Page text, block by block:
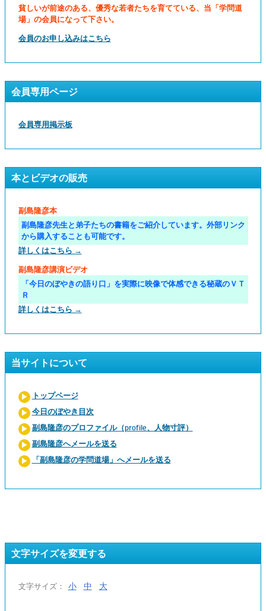
貧しいが前途のある、優秀な若者たちを育てている、当「学問道
場」の会員になって下さい。
会員のお申し込みはこちら
会員専用ページ
会員専用掲示板
本とビデオの販売
副島隆彦本
副島隆彦先生と弟子たちの書籍をご紹介しています。外部リンク
から購入することも可能です。
詳しくはこちら →
副島隆彦講演ビデオ
「今日のぼやきの語り口」を実際に映像で体感できる秘蔵のＶＴ
Ｒ
詳しくはこちら →
当サイトについて
トップページ
今日のぼやき目次
副島隆彦のプロファイル（profile、人物寸評）
副島隆彦へメールを送る
「副島隆彦の学問道場」へメールを送る
文字サイズを変更する
文字サイズ： 小 中 大